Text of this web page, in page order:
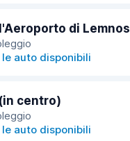
di Lemnos
auto disponibili
centro)
auto disponibili